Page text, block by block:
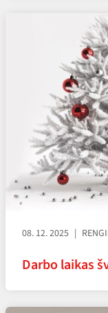
08. 12. 2025
Darbo laikas